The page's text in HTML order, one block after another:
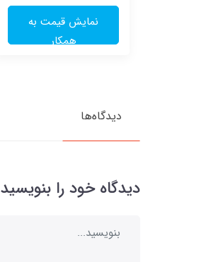
نمایش قیمت به
همکار
دیدگاه‌ها
دیدگاه خود را بنویسید